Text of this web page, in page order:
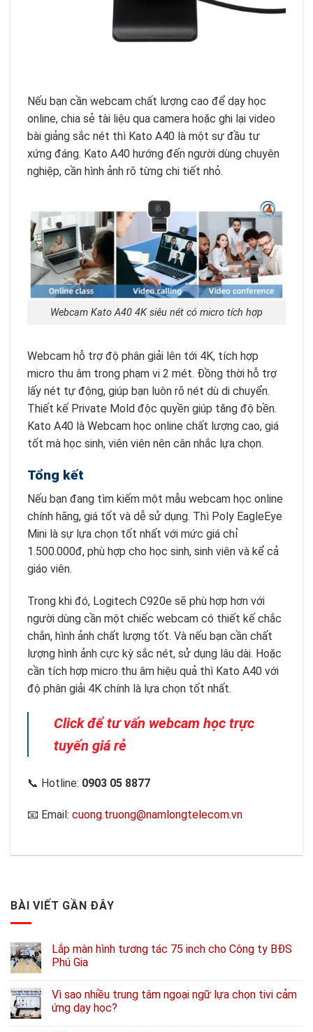
Nếu bạn cần webcam chất lượng cao để dạy học
online, chia sẻ tài liệu qua camera hoặc ghi lại video
bài giảng sắc nét thì Kato A40 là một sự đầu tư
xứng đáng. Kato A40 hướng đến người dùng chuyên
nghiệp, cần hình ảnh rõ từng chi tiết nhỏ.
Webcam Kato A40 4K siêu nét có micro tích hợp
Webcam hỗ trợ độ phân giải lên tới 4K, tích hợp
micro thu âm trong phạm vi 2 mét. Đồng thời hỗ trợ
lấy nét tự động, giúp bạn luôn rõ nét dù di chuyển.
Thiết kế Private Mold độc quyền giúp tăng độ bền.
Kato A40 là Webcam học online chất lượng cao, giá
tốt mà học sinh, viên viên nên cân nhắc lựa chọn.
Tổng kết
Nếu bạn đang tìm kiếm một mẫu webcam học online
chính hãng, giá tốt và dễ sử dụng. Thì Poly EagleEye
Mini là sự lựa chọn tốt nhất với mức giá chỉ
1.500.000đ, phù hợp cho học sinh, sinh viên và kể cả
giáo viên.
Trong khi đó, Logitech C920e sẽ phù hợp hơn với
người dùng cần một chiếc webcam có thiết kế chắc
chắn, hình ảnh chất lượng tốt. Và nếu bạn cần chất
lượng hình ảnh cực kỳ sắc nét, sử dụng lâu dài. Hoặc
cần tích hợp micro thu âm hiệu quả thì Kato A40 với
độ phân giải 4K chính là lựa chọn tốt nhất.
Click để tư vấn webcam học trực
tuyến giá rẻ
📞 Hotline: 0903 05 8877
📧 Email: cuong.truong@namlongtelecom.vn
BÀI VIẾT GẦN ĐÂY
Lắp màn hình tương tác 75 inch cho Công ty BĐS
Phú Gia
Vì sao nhiều trung tâm ngoại ngữ lựa chọn tivi cảm
ứng dạy học?